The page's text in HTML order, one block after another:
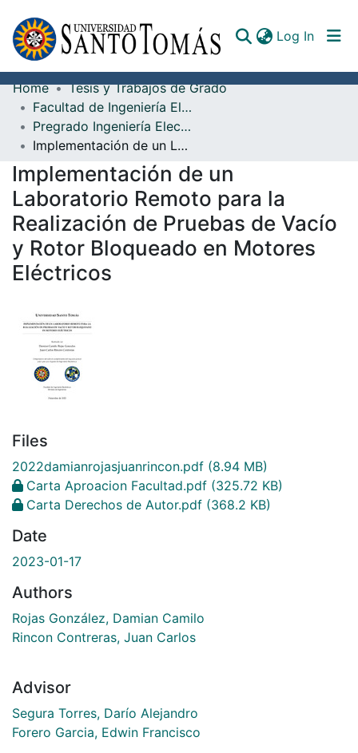
Log In
Communities & Collections
All of DSpace
Documents
Home
Tesis y Trabajos de Grado
Facultad de Ingeniería Electrónica
Pregrado Ingeniería Electrónica
Implementación de un Laboratorio Remoto para la Realización de Pruebas de Vacío y Rotor Bloqueado en Motores Eléctricos
Implementación de un
Laboratorio Remoto para la
Realización de Pruebas de Vacío
y Rotor Bloqueado en Motores
Eléctricos
Files
2022damianrojasjuanrincon.pdf (8.94 MB)
Carta Aproacion Facultad.pdf (325.72 KB)
Carta Derechos de Autor.pdf (368.2 KB)
Date
2023-01-17
Authors
Rojas González, Damian Camilo
Rincon Contreras, Juan Carlos
Advisor
Segura Torres, Darío Alejandro
Forero Garcia, Edwin Francisco